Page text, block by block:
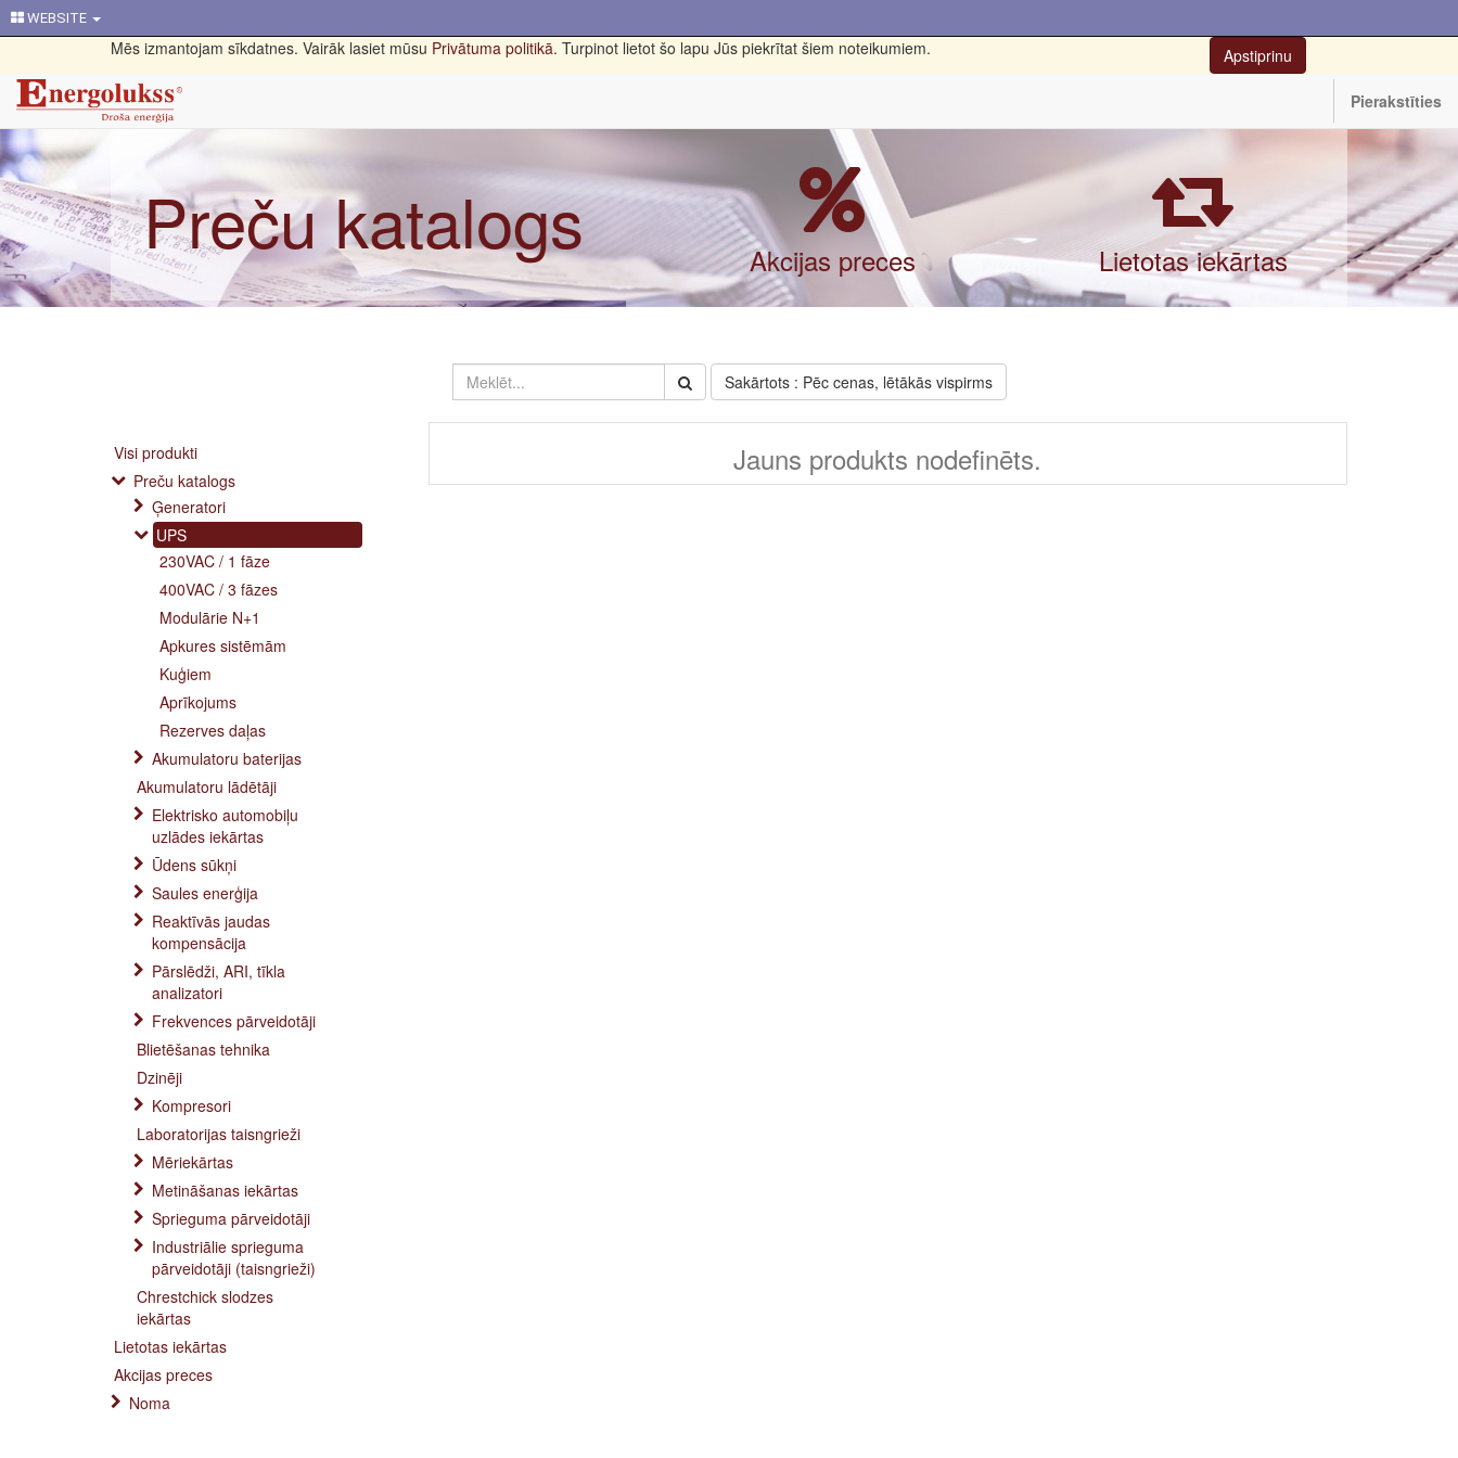
WEBSITE
Mēs izmantojam sīkdatnes. Vairāk lasiet mūsu Privātuma politikā. Turpinot lietot šo lapu Jūs piekrītat šiem noteikumiem. Apstiprinu
Pierakstīties
Preču katalogs Akcijas preces Lietotas iekārtas
Sakārtots : Pēc cenas, lētākās vispirms
Visi produkti
Preču katalogs
Ģeneratori
UPS
230VAC / 1 fāze
400VAC / 3 fāzes
Modulārie N+1
Apkures sistēmām
Kuģiem
Aprīkojums
Rezerves daļas
Akumulatoru baterijas
Akumulatoru lādētāji
Elektrisko automobiļu
uzlādes iekārtas
Ūdens sūkņi
Saules enerģija
Reaktīvās jaudas
kompensācija
Pārslēdži, ARI, tīkla
analizatori
Frekvences pārveidotāji
Blietēšanas tehnika
Dzinēji
Kompresori
Laboratorijas taisngrieži
Mēriekārtas
Metināšanas iekārtas
Sprieguma pārveidotāji
Industriālie sprieguma
pārveidotāji (taisngrieži)
Chrestchick slodzes
iekārtas
Lietotas iekārtas
Akcijas preces
Noma
Jauns produkts nodefinēts.